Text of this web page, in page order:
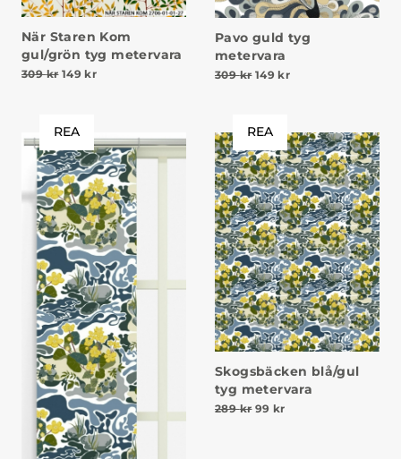
När Staren Kom
gul/grön tyg metervara
309kr Det ursprungliga priset var: 309 kr.
149 krDet nuvarande priset är: 149 kr.
Pavo guld tyg
metervara
309kr Det ursprungliga priset
149 krDet nuvarande
REA REA
Skogsbäcken blå/gul
tyg metervara
289kr Det ursprungliga priset
99 krDet nuvarande